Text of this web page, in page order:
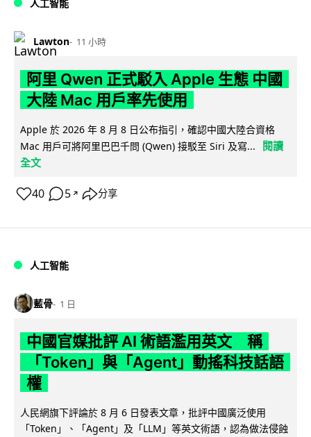
人工智能
Lawton 11 小時
阿里 Qwen 正式駁入 Apple 生態 中國
大陸 Mac 用戶率先使用
Apple 於 2026 年 8 月 8 日公布指引，確認中國大陸合資格
Mac 用戶可將阿里巴巴千問 (Qwen) 接駁至 Siri 及寫...
閱讀
全文
40 5 ↗ 分享
人工智能
藍骨 1 日
中國官媒批評 AI 術語濫用英文 稱
「Token」與「Agent」動搖科技話語
權
人民網旗下評論於 8 月 6 日發表文章，批評中國廣泛使用
「Token」、「Agent」及「LLM」等英文術語，認為做法侵蝕